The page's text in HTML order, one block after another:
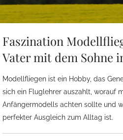
Faszination
Vater mit dem Sohne
Modellfliegen ist ein Hobby, das
sich ein Fluglehrer auszahlt, worauf
Anfängermodells achten sollte und
perfekter Ausgleich zum Alltag ist.